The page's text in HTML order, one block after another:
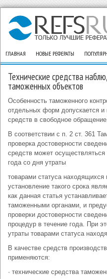
ГЛАВНАЯ НОВЫЕ РЕФЕРАТЫ
Технические средства
таможенных объектов
Особенность таможенного
отдельных форм допускается и
средств в свободное
В соответствии с п. 2 ст. 361
проверка достоверности
средств может
года со дня утраты
товарами статуса
установление такого срока
как данная статья
таможенными органами, и
проверки достоверности
процедур в течение года. При
утраты товарами статуса
В качестве средств
применяются:
· технические средства